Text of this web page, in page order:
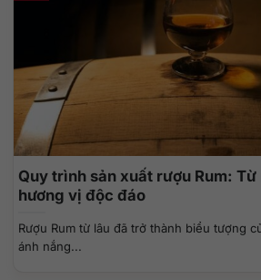
Quy trình sản xuất rượu Rum:
hương vị độc đáo
Rượu Rum từ lâu đã trở thành biểu tượng
ánh nắng...